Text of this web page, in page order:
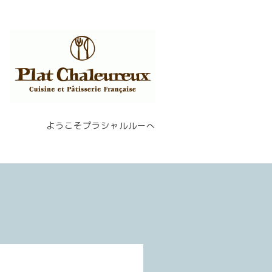
ようこそプラシャルルーへ